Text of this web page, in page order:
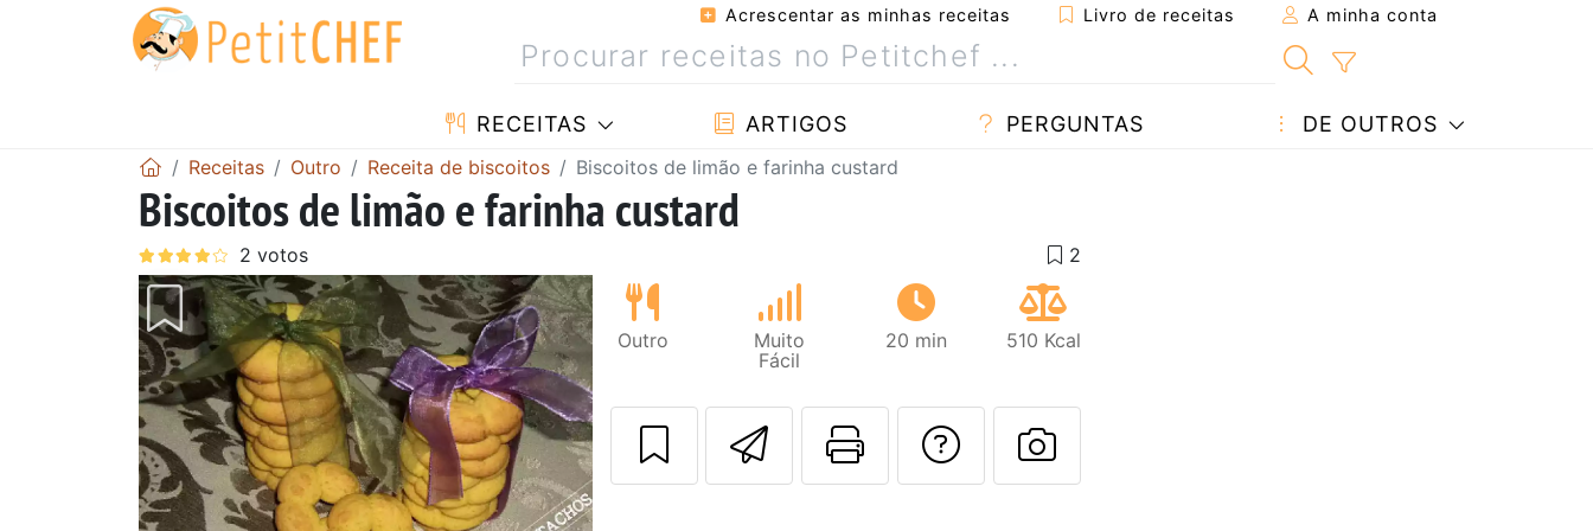
Acrescentar as minhas receitas Livro de receitas A minha conta
RECEITAS ARTIGOS PERGUNTAS DE OUTROS
Receitas Outro Receita de biscoitos Biscoitos de limão e farinha custard
Biscoitos de limão e farinha custard
Outro
Muito
Fácil
20 min 510 Kcal
Enviar esta receita a um amigo
Imprima esta página
Falar com o autor da receita
Fez esta receita? Compartilhe